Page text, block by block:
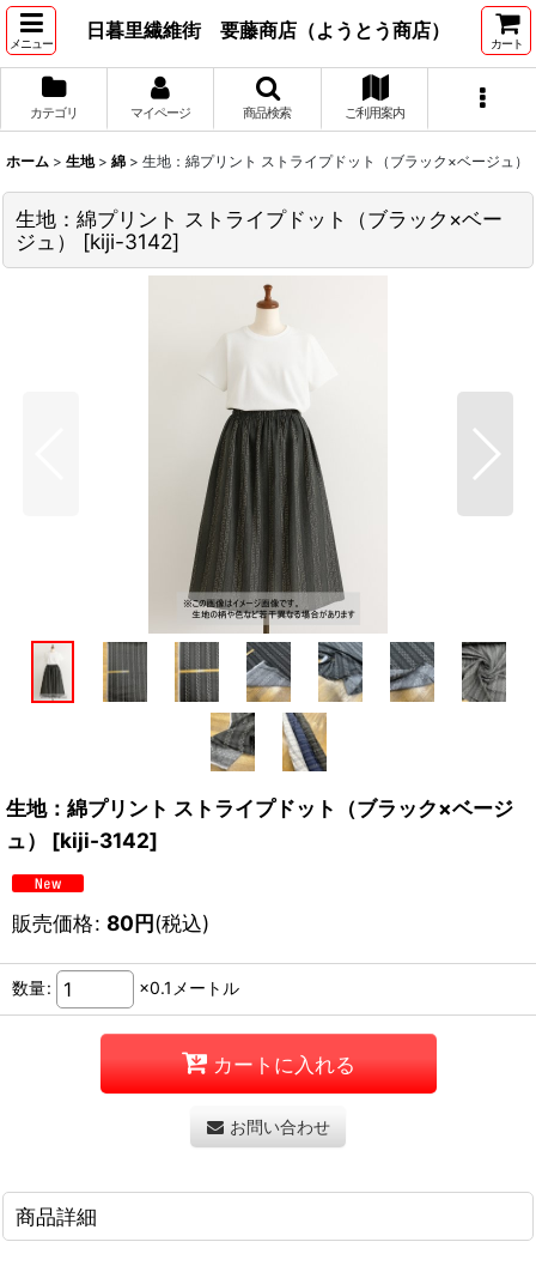
メニュー
日暮里繊維街 要藤商店（ようとう商店）
カート
カテゴリ マイページ 商品検索 ご利用案内
ホーム > 生地 > 綿 > 生地：綿プリント ストライプドット（ブラック×ベージュ）
生地：綿プリント ストライプドット（ブラック×ベー
ジュ）
[kiji-3142]
生地：綿プリント ストライプドット（ブラック×ベージ
ュ）
[kiji-3142]
販売価格: 80円(税込)
数量: ×0.1メートル
カートに入れる
お問い合わせ
商品詳細